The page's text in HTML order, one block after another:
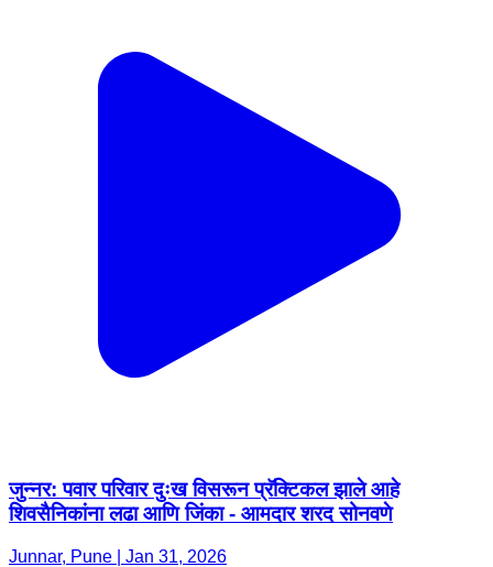
जुन्नर: पवार परिवार दुःख विसरून प्रॅक्टिकल झाले आहे
शिवसैनिकांना लढा आणि जिंका - आमदार शरद सोनवणे
Junnar, Pune | Jan 31, 2026